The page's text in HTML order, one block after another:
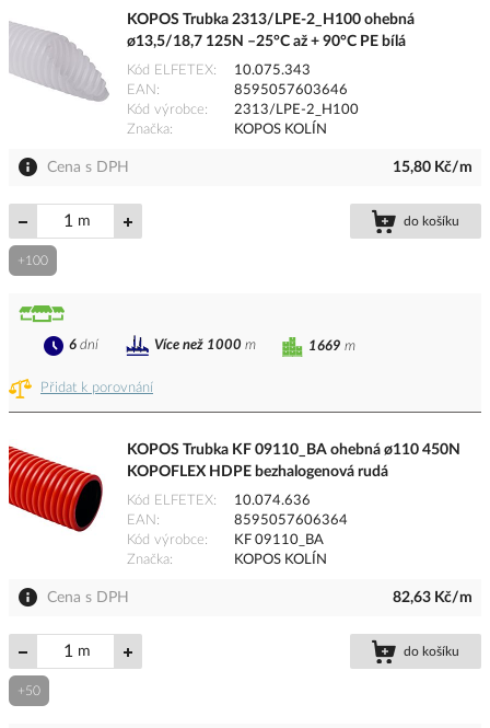
KOPOS Trubka 2313/LPE-2_H100 ohebná
ø13,5/18,7 125N –25°C až + 90°C PE bílá
Kód ELFETEX
10.075.343
EAN
8595057603646
Kód výrobce
2313/LPE-2_H100
Značka
KOPOS KOLÍN
Cena s DPH 15,80 Kč/m
m do košíku
+100
Přidat k porovnání
1669 m
6 dní Více než 1000 m
KOPOS Trubka KF 09110_BA ohebná ø110 450N
KOPOFLEX HDPE bezhalogenová rudá
Kód ELFETEX
10.074.636
EAN
8595057606364
Kód výrobce
KF 09110_BA
Značka
KOPOS KOLÍN
Cena s DPH 82,63 Kč/m
m do košíku
+50